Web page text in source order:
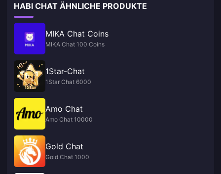
HABI CHAT ÄHNLICHE PRODUKTE
MIKA Chat Coins
MIKA Chat 100 Coins
1Star-Chat
1Star Chat 6000
Amo Chat
Amo Chat 10000
Gold Chat
Gold Chat 1000